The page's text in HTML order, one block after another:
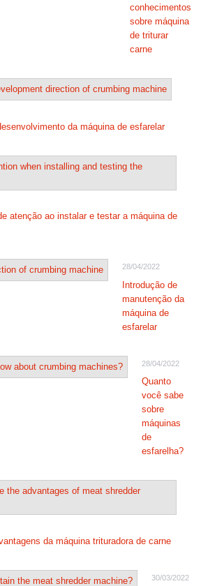
conhecimentos
sobre máquina
de triturar
carne
da máquina de esfarelar
atenção ao instalar e testar a máquina de
28/04/2022
Introdução de
manutenção da
máquina de
esfarelar
28/04/2022
Quanto
você sabe
sobre
máquinas
de
esfarelha?
da máquina trituradora de carne
30/03/2022